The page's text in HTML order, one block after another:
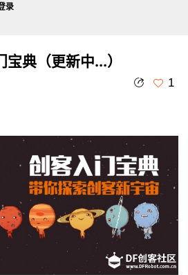
宝典（更新中...）
1
录